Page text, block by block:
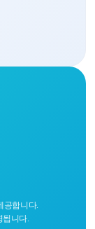
공합니다.
니다.